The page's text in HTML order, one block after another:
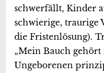
schwerfällt, Kinder
schwierige, traurige
die Fristenlösung).
„Mein Bauch
Ungeborenen